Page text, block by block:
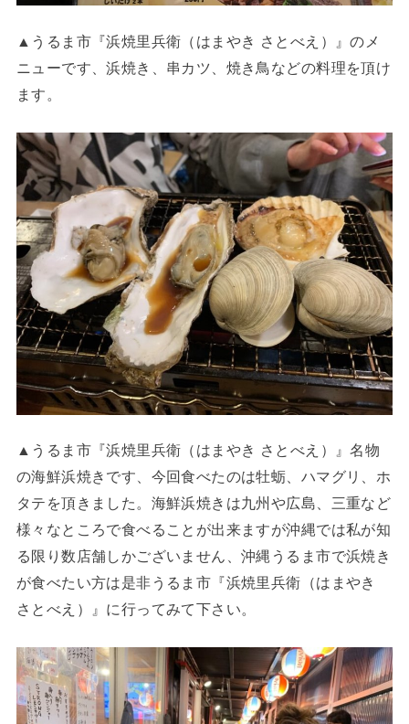
▲うるま市『浜焼里兵衛（はまやき さとべえ）』のメ
ニューです、浜焼き、串カツ、焼き鳥などの料理を頂け
ます。
▲うるま市『浜焼里兵衛（はまやき さとべえ）』名物
の海鮮浜焼きです、今回食べたのは牡蛎、ハマグリ、ホ
タテを頂きました。海鮮浜焼きは九州や広島、三重など
様々なところで食べることが出来ますが沖縄では私が知
る限り数店舗しかございません、沖縄うるま市で浜焼き
が食べたい方は是非うるま市『浜焼里兵衛（はまやき
さとべえ）』に行ってみて下さい。